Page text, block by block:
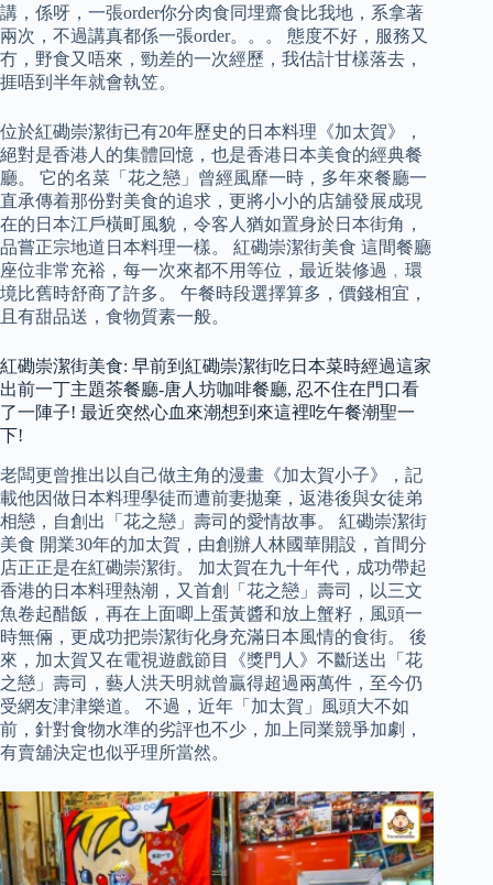
講，係呀，一張order你分肉食同埋齋食比我地，系拿著
兩次，不過講真都係一張order。。。 態度不好，服務又
冇，野食又唔來，勁差的一次經歷，我估計甘樣落去，
捱唔到半年就會執笠。
位於紅磡崇潔街已有20年歷史的日本料理《加太賀》，
絕對是香港人的集體回憶，也是香港日本美食的經典餐
廳。 它的名菜「花之戀」曾經風靡一時，多年來餐廳一
直承傳着那份對美食的追求，更將小小的店舖發展成現
在的日本江戶橫町風貌，令客人猶如置身於日本街角，
品嘗正宗地道日本料理一樣。 紅磡崇潔街美食 這間餐廳
座位非常充裕，每一次來都不用等位，最近裝修過﹐環
境比舊時舒商了許多。 午餐時段選擇算多，價錢相宜，
且有甜品送，食物質素一般。
紅磡崇潔街美食: 早前到紅磡崇潔街吃日本菜時經過這家
出前一丁主題茶餐廳-唐人坊咖啡餐廳, 忍不住在門口看
了一陣子! 最近突然心血來潮想到來這裡吃午餐潮聖一
下!
老闆更曾推出以自己做主角的漫畫《加太賀小子》，記
載他因做日本料理學徒而遭前妻拋棄，返港後與女徒弟
相戀，自創出「花之戀」壽司的愛情故事。 紅磡崇潔街
美食 開業30年的加太賀，由創辦人林國華開設，首間分
店正正是在紅磡崇潔街。 加太賀在九十年代，成功帶起
香港的日本料理熱潮，又首創「花之戀」壽司，以三文
魚卷起醋飯，再在上面唧上蛋黃醬和放上蟹籽，風頭一
時無倆，更成功把崇潔街化身充滿日本風情的食街。 後
來，加太賀又在電視遊戲節目《獎門人》不斷送出「花
之戀」壽司，藝人洪天明就曾贏得超過兩萬件，至今仍
受網友津津樂道。 不過，近年「加太賀」風頭大不如
前，針對食物水準的劣評也不少，加上同業競爭加劇，
有賣舖決定也似乎理所當然。